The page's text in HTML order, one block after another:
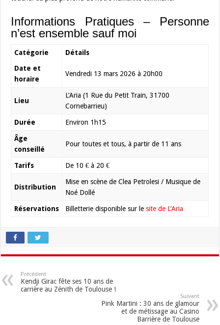
Informations Pratiques – Personne
n’est ensemble sauf moi
Catégorie
Détails
Date et
horaire
Vendredi 13 mars 2026 à 20h00
Lieu
L’Aria (1 Rue du Petit Train, 31700
Cornebarrieu)
Durée Environ 1h15
Âge
conseillé
Pour toutes et tous, à partir de 11 ans
Tarifs De 10 € à 20 €
Distribution
Mise en scène de Clea Petrolesi / Musique de
Noé Dollé
Réservations Billetterie disponible sur lesite de L’Aria
Précédent
Kendji Girac fête ses 10 ans de
carrière au Zénith de Toulouse !
Suivant
Pink Martini : 30 ans de glamour
et de métissage au Casino
Barrière de Toulouse